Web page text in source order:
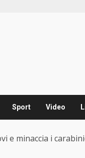
Sport Video
e minaccia i